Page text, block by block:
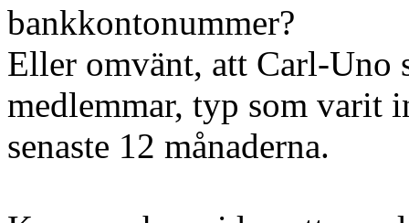
bankkontonummer?
Eller omvänt, att Carl-
medlemmar, typ som varit
senaste 12 månaderna.